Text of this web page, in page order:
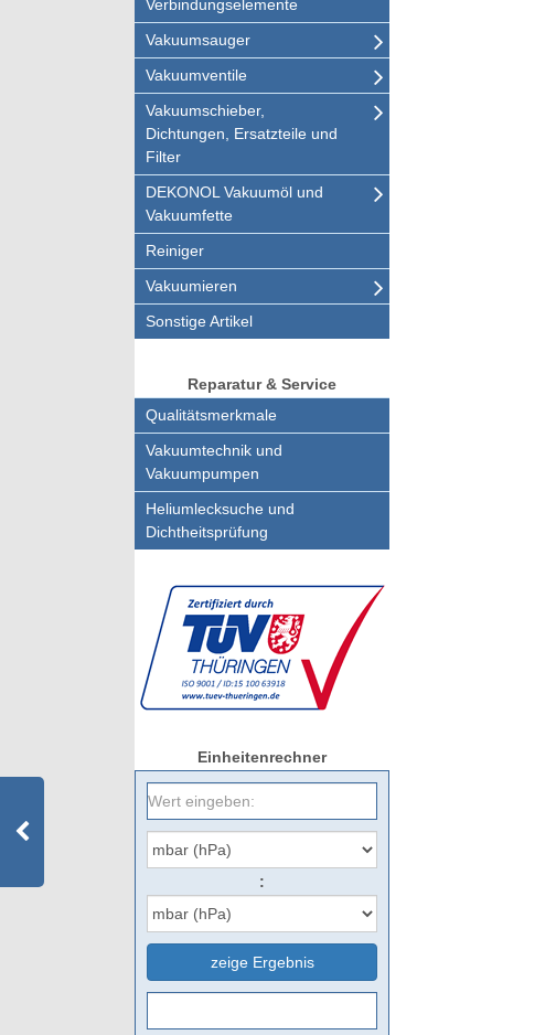
Verbindungselemente
Vakuumsauger
Vakuumventile
Vakuumschieber,
Dichtungen, Ersatzteile und
Filter
DEKONOL Vakuumöl und
Vakuumfette
Reiniger
Vakuumieren
Sonstige Artikel
Reparatur & Service
Qualitätsmerkmale
Vakuumtechnik und
Vakuumpumpen
Heliumlecksuche und
Dichtheitsprüfung
Einheitenrechner
:
zeige Ergebnis